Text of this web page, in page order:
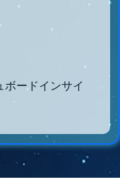
ードインサイ